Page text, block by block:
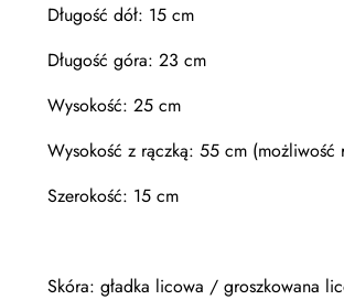
Długość dół: 15 cm
Długość góra: 23 cm
Wysokość: 25 cm
Wysokość z rączką: 55 cm (możliwość
Szerokość: 15 cm
Skóra:gładka licowa / groszkowana